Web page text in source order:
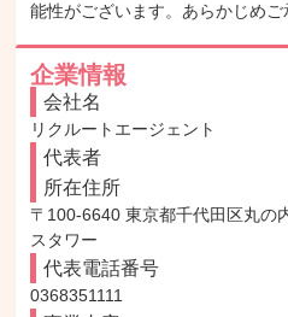
能性がございます。あらかじめご
企業情報
会社名
リクルートエージェント
代表者
所在住所
〒100-6640 東京都千代田区丸の
スタワー
代表電話番号
0368351111